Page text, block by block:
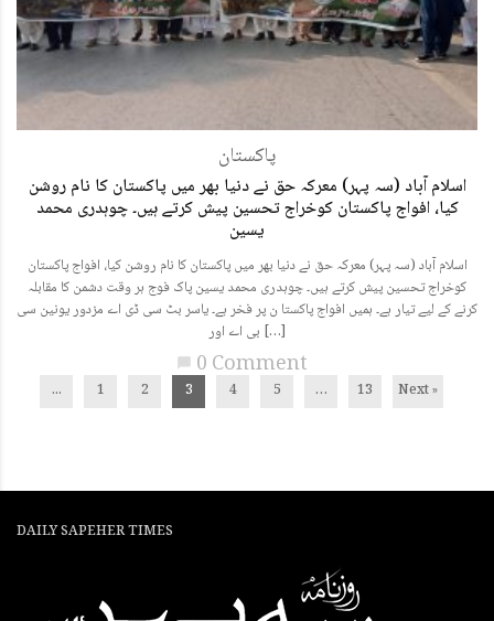
پاکستان
اسلام آباد (سہ پہر) معرکہ حق نے دنیا بھر میں پاکستان کا نام روشن
کیا، افواج پاکستان کوخراج تحسین پیش کرتے ہیں۔ چوہدری محمد
یسین
اسلام آباد (سہ پہر) معرکہ حق نے دنیا بھر میں پاکستان کا نام روشن کیا، افواج پاکستان
کوخراج تحسین پیش کرتے ہیں۔ چوہدری محمد یسین پاک فوج ہر وقت دشمن کا مقابلہ
کرنے کے لیے تیار ہے۔ ہمیں افواج پاکستا ن پر فخر ہے۔ یاسر بٹ سی ڈی اے مزدور یونین سی
بی اے اور […]
chat_bubble 0 Comment
... 1 2 3 4 5 … 13 Next »
DAILY SAPEHER TIMES